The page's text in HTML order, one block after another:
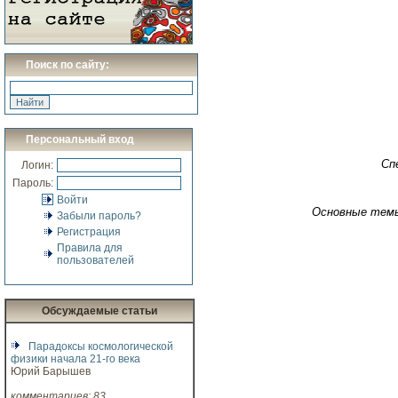
Поиск по сайту:
Персональный вход
Логин:
Пароль:
Войти
Забыли пароль?
Регистрация
Правила для
пользователей
Обсуждаемые статьи
Парадоксы космологической
физики начала 21-го века
Юрий Барышев
Основные